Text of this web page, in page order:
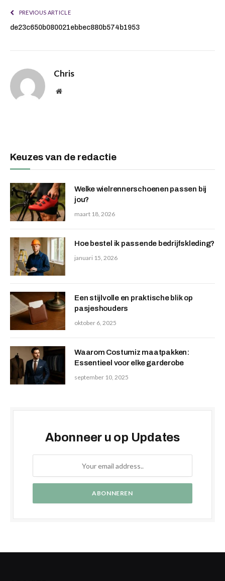
PREVIOUS ARTICLE
de23c650b080021ebbec880b574b1953
Chris
Website
Keuzes van de redactie
Welke wielrennerschoenen passen bij
jou?
maart 18, 2026
Hoe bestel ik passende bedrijfskleding?
januari 15, 2026
Een stijlvolle en praktische blik op
pasjeshouders
oktober 6, 2025
Waarom Costumiz maatpakken:
Essentieel voor elke garderobe
september 10, 2025
Abonneer u op Updates